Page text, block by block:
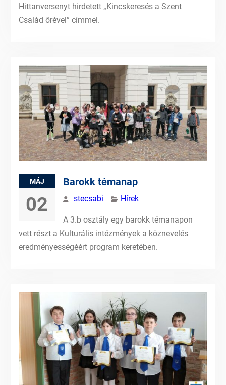
Hittanversenyt hirdetett „Kincskeresés a Szent
Család őrével” címmel.
MÁJ
02
Barokk témanap
stecsabi Hírek
A 3.b osztály egy barokk témanapon
vett részt a Kulturális intézmények a köznevelés
eredményességéért program keretében.